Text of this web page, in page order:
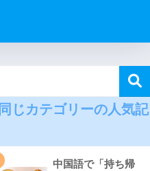
同じカテゴリーの人気記
中国語で「持ち帰